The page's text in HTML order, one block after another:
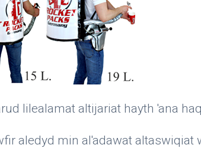
lilealamat altijariat hayth 'ana
aledyd min al'adawat altaswiqiat